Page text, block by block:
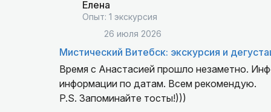
Елена
Опыт: 1 экскурсия
26 июля 2026
Мистический Витебск: экскурсия и
Время с Анастасией прошло незаметно.
информации по датам. Всем рекомендую.
P.S. Запоминайте тосты!)))